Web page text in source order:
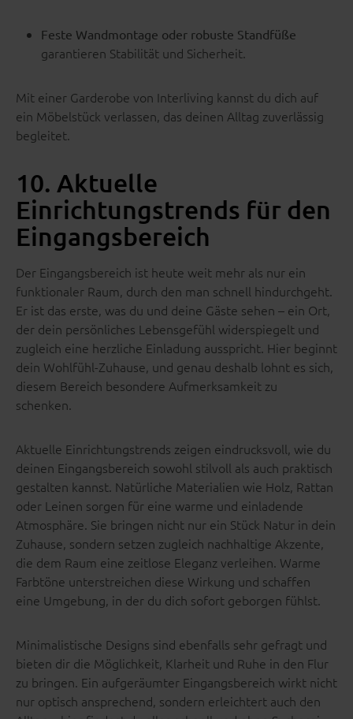
Feste Wandmontage oder robuste Standfüße
garantieren Stabilität und Sicherheit.
Mit einer Garderobe von Interliving kannst du dich auf
ein Möbelstück verlassen, das deinen Alltag zuverlässig
begleitet.
10. Aktuelle
Einrichtungstrends für den
Eingangsbereich
Der Eingangsbereich ist heute weit mehr als nur ein
funktionaler Raum, durch den man schnell hindurchgeht.
Er ist das erste, was du und deine Gäste sehen – ein Ort,
der dein persönliches Lebensgefühl widerspiegelt und
zugleich eine herzliche Einladung ausspricht. Hier beginnt
dein Wohlfühl-Zuhause, und genau deshalb lohnt es sich,
diesem Bereich besondere Aufmerksamkeit zu
schenken.
Aktuelle Einrichtungstrends zeigen eindrucksvoll, wie du
deinen Eingangsbereich sowohl stilvoll als auch praktisch
gestalten kannst. Natürliche Materialien wie Holz, Rattan
oder Leinen sorgen für eine warme und einladende
Atmosphäre. Sie bringen nicht nur ein Stück Natur in dein
Zuhause, sondern setzen zugleich nachhaltige Akzente,
die dem Raum eine zeitlose Eleganz verleihen. Warme
Farbtöne unterstreichen diese Wirkung und schaffen
eine Umgebung, in der du dich sofort geborgen fühlst.
Minimalistische Designs sind ebenfalls sehr gefragt und
bieten dir die Möglichkeit, Klarheit und Ruhe in den Flur
zu bringen. Ein aufgeräumter Eingangsbereich wirkt nicht
nur optisch ansprechend, sondern erleichtert auch den